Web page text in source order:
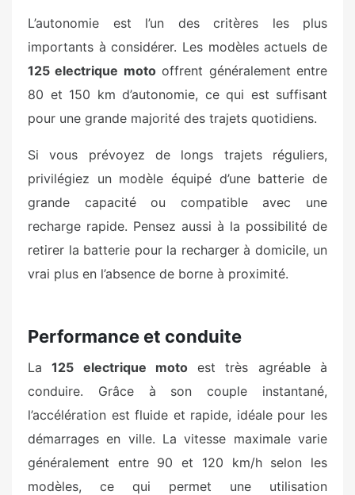
L’autonomie est l’un des critères les plus
importants à considérer. Les modèles actuels de
125 electrique motooffrent généralement entre
80 et 150 km d’autonomie, ce qui est suffisant
pour une grande majorité des trajets quotidiens.
Si vous prévoyez de longs trajets réguliers,
privilégiez un modèle équipé d’une batterie de
grande capacité ou compatible avec une
recharge rapide. Pensez aussi à la possibilité de
retirer la batterie pour la recharger à domicile, un
vrai plus en l’absence de borne à proximité.
Performance et conduite
La125 electrique motoest très agréable à
conduire. Grâce à son couple instantané,
l’accélération est fluide et rapide, idéale pour les
démarrages en ville. La vitesse maximale varie
généralement entre 90 et 120 km/h selon les
modèles, ce qui permet une utilisation